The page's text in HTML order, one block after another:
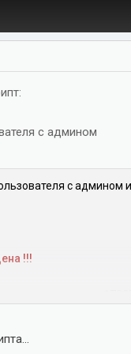
с админом
с админом
!!!